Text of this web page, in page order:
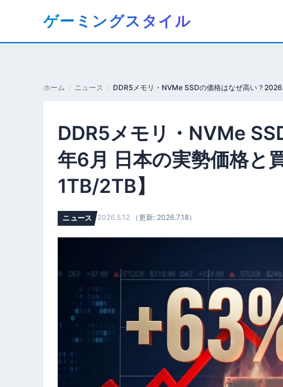
テ
ゲーミングスタイル
ホーム ニュース
DDR5メモリ・NVMe
年6月 日本の実勢価格と
1TB/2TB】
ニュース 2026.5.12 （更新: 2026.7.18）